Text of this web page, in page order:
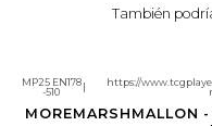
También
Agotado
MP25 EN178
-510
|
https://
MOREMARSHMALLON